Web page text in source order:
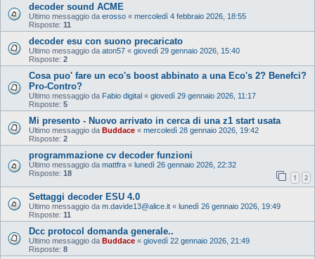
decoder sound ACME
Ultimo messaggio da erosso « mercoledì 4 febbraio 2026, 18:55
Risposte: 11
decoder esu con suono precaricato
Ultimo messaggio da aton57 « giovedì 29 gennaio 2026, 15:40
Risposte: 2
Cosa puo' fare un eco's boost abbinato a una Eco's 2? Benefci?
Pro-Contro?
Ultimo messaggio da Fabio digital « giovedì 29 gennaio 2026, 11:17
Risposte: 5
Mi presento - Nuovo arrivato in cerca di una z1 start usata
Ultimo messaggio da Buddace « mercoledì 28 gennaio 2026, 19:42
Risposte: 2
programmazione cv decoder funzioni
Ultimo messaggio da mattfra « lunedì 26 gennaio 2026, 22:32
Risposte: 18 1 2
Settaggi decoder ESU 4.0
Ultimo messaggio da m.davide13@alice.it « lunedì 26 gennaio 2026, 19:49
Risposte: 11
Dcc protocol domanda generale..
Ultimo messaggio da Buddace « giovedì 22 gennaio 2026, 21:49
Risposte: 8